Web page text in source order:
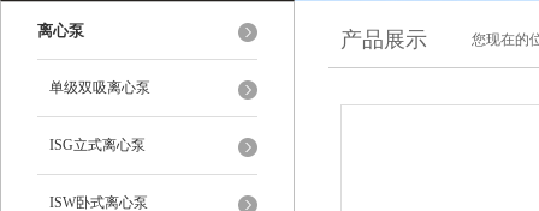
离心泵
单级双吸离心泵
ISG立式离心泵
ISW卧式离心泵
产品展示 您现在的